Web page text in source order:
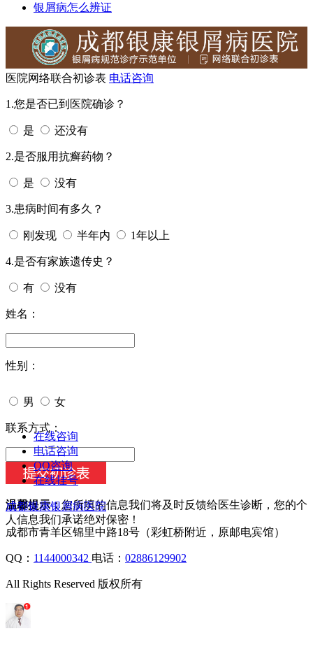
银屑病怎么辨证
医院网络联合初诊表 电话咨询
1.您是否已到医院确诊？
是 还没有
2.是否服用抗癣药物？
是 没有
3.患病时间有多久？
刚发现 半年内 1年以上
4.是否有家族遗传史？
有 没有
姓名：
性别：
男 女
今天日期：
联系方式：
温馨提示：您所填的信息我们将及时反馈给医生诊断，您的个
人信息我们承诺绝对保密！
在线咨询
电话咨询
QQ咨询
在线挂号
成都银康银屑病医院
成都市青羊区锦里中路18号（彩虹桥附近，原邮电宾馆）
QQ： 1144000342 电话： 02886129902
All Rights Reserved 版权所有